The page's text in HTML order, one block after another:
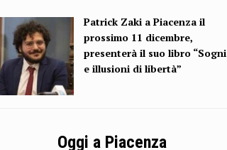
Patrick Zaki a Piacenza il
prossimo 11 dicembre,
presenterà il suo libro “Sogni
e illusioni di libertà”
Oggi a Piacenza